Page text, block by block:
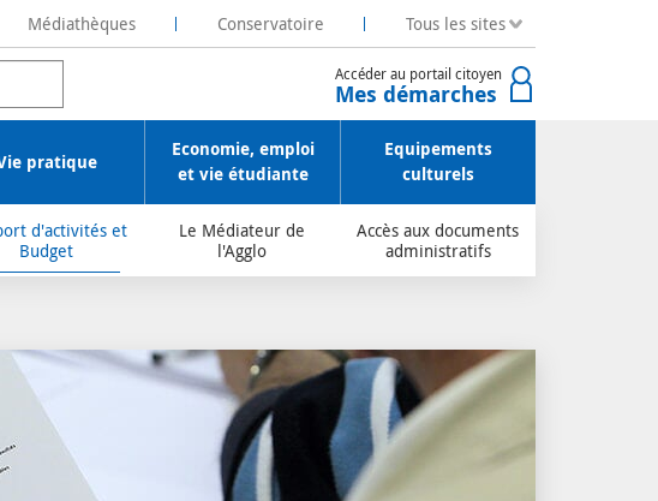
Médiathèques Conservatoire Tous les sites
Accéder au portail citoyen
Mes démarches
d'activités et
Budget
Le Médiateur de
l'Agglo
Accès aux documents
administratifs
pratique
Economie, emploi
et vie étudiante
Equipements
culturels